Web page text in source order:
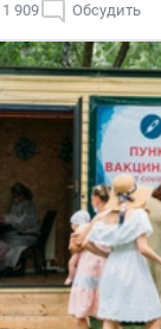
1 909 Обсудить